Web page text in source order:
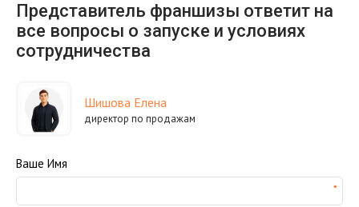
Представитель франшизы ответит на
все вопросы о запуске и условиях
сотрудничества
Шишова Елена
директор по продажам
Ваше Имя